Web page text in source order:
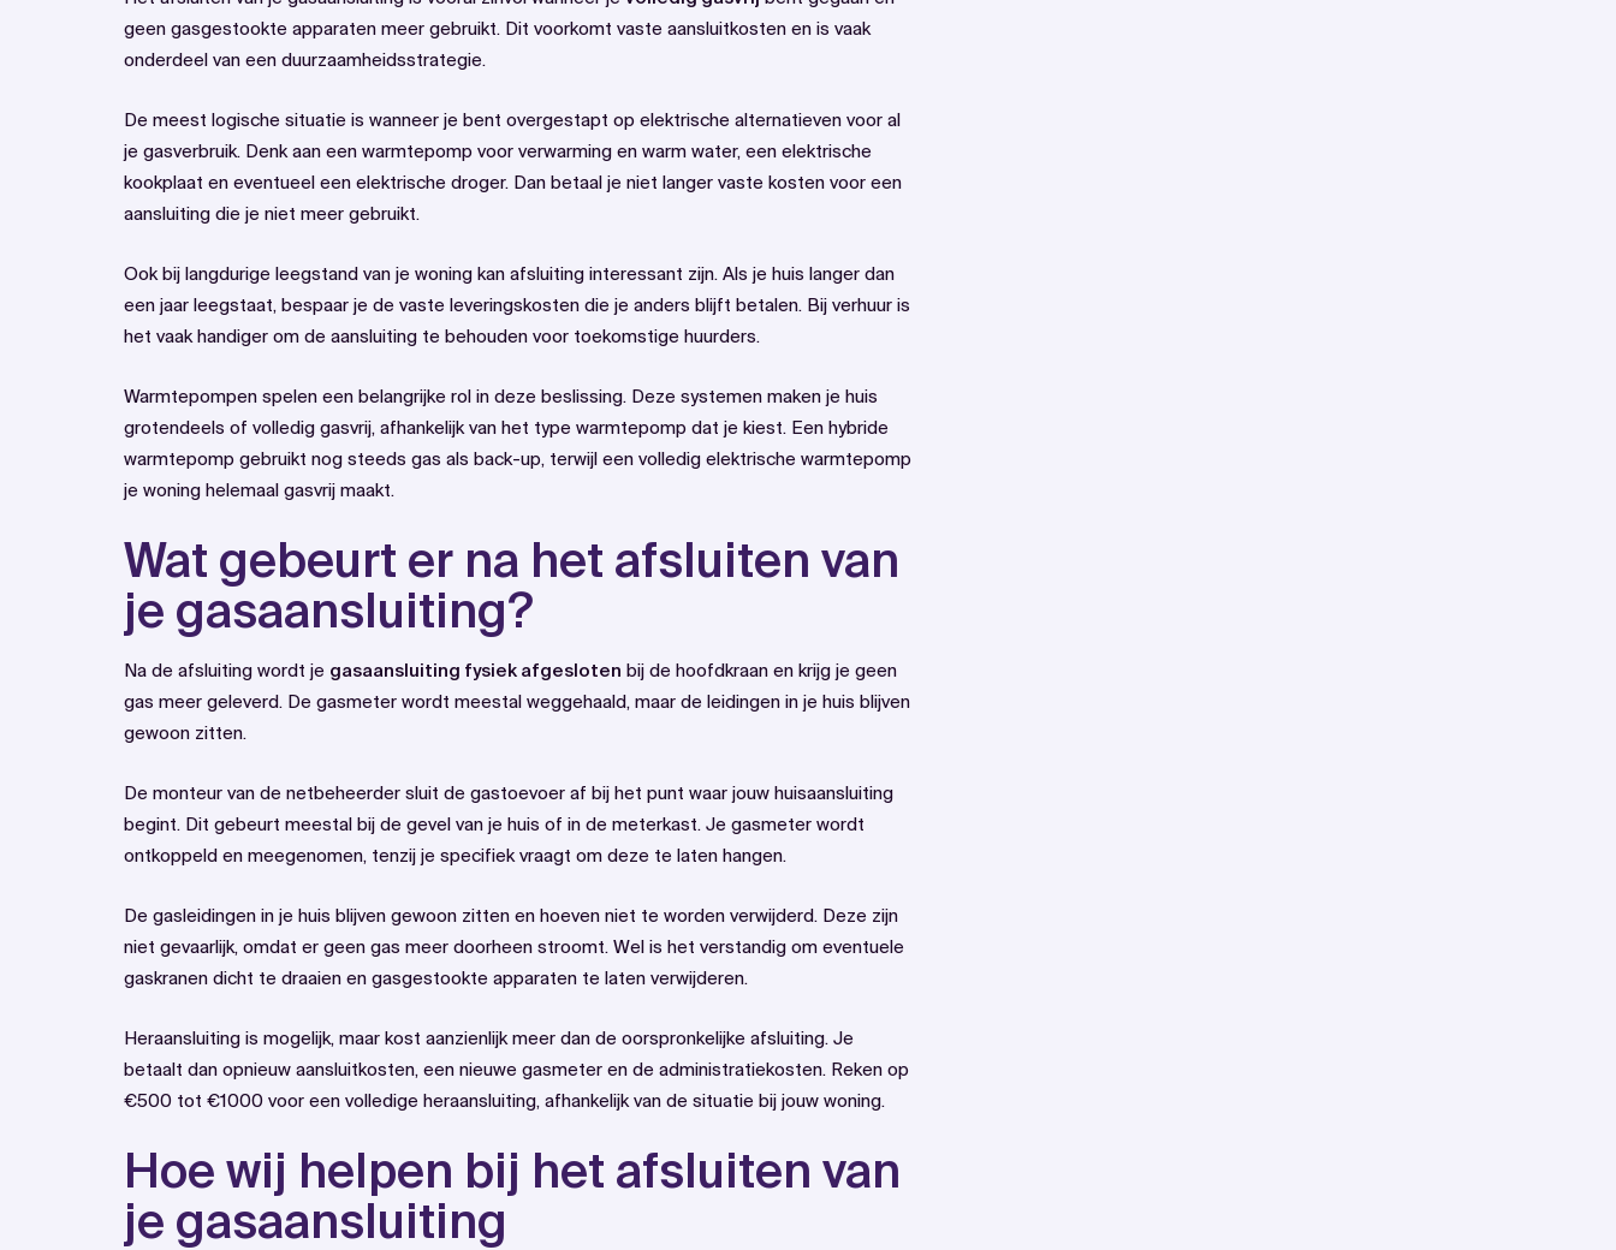
geen gasgestookte apparaten meer gebruikt. Dit voorkomt vaste aansluitkosten en is vaak
onderdeel van een duurzaamheidsstrategie.
De meest logische situatie is wanneer je bent overgestapt op elektrische alternatieven voor al
je gasverbruik. Denk aan een warmtepomp voor verwarming en warm water, een elektrische
kookplaat en eventueel een elektrische droger. Dan betaal je niet langer vaste kosten voor een
aansluiting die je niet meer gebruikt.
Ook bij langdurige leegstand van je woning kan afsluiting interessant zijn. Als je huis langer dan
een jaar leegstaat, bespaar je de vaste leveringskosten die je anders blijft betalen. Bij verhuur is
het vaak handiger om de aansluiting te behouden voor toekomstige huurders.
Warmtepompen spelen een belangrijke rol in deze beslissing. Deze systemen maken je huis
grotendeels of volledig gasvrij, afhankelijk van het type warmtepomp dat je kiest. Een hybride
warmtepomp gebruikt nog steeds gas als back-up, terwijl een volledig elektrische warmtepomp
je woning helemaal gasvrij maakt.
Wat gebeurt er na het afsluiten van
je gasaansluiting?
Na de afsluiting wordt je gasaansluiting fysiek afgesloten bij de hoofdkraan en krijg je geen
gas meer geleverd. De gasmeter wordt meestal weggehaald, maar de leidingen in je huis blijven
gewoon zitten.
De monteur van de netbeheerder sluit de gastoevoer af bij het punt waar jouw huisaansluiting
begint. Dit gebeurt meestal bij de gevel van je huis of in de meterkast. Je gasmeter wordt
ontkoppeld en meegenomen, tenzij je specifiek vraagt om deze te laten hangen.
De gasleidingen in je huis blijven gewoon zitten en hoeven niet te worden verwijderd. Deze zijn
niet gevaarlijk, omdat er geen gas meer doorheen stroomt. Wel is het verstandig om eventuele
gaskranen dicht te draaien en gasgestookte apparaten te laten verwijderen.
Heraansluiting is mogelijk, maar kost aanzienlijk meer dan de oorspronkelijke afsluiting. Je
betaalt dan opnieuw aansluitkosten, een nieuwe gasmeter en de administratiekosten. Reken op
€500 tot €1000 voor een volledige heraansluiting, afhankelijk van de situatie bij jouw woning.
Hoe wij helpen bij het afsluiten van
je gasaansluiting